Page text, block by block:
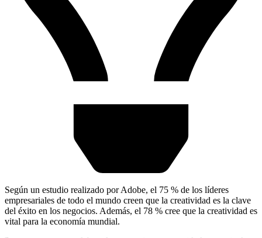
Según un estudio realizado por Adobe, el 75 % de los líderes
empresariales de todo el mundo creen que la creatividad es la clave
del éxito en los negocios. Además, el 78 % cree que la creatividad es
vital para la economía mundial.